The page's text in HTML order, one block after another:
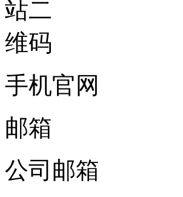
手机官网
邮箱
公司邮箱